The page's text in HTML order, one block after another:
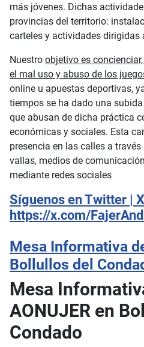
más jóvenes. Dichas
provincias del territorio:
carteles y actividades dirigidas
Nuestro objetivo es
el mal uso y abuso de los
online u apuestas deportivas,
tiempos se ha dado una
que abusan de dicha práctica
económicas y sociales. Esta
presencia en las calles a
vallas, medios de
mediante redes sociales
Síguenos en Twitter | X
https://x.com/
Mesa Informativa
Bollullos del
Mesa
AONUJER en
Condado